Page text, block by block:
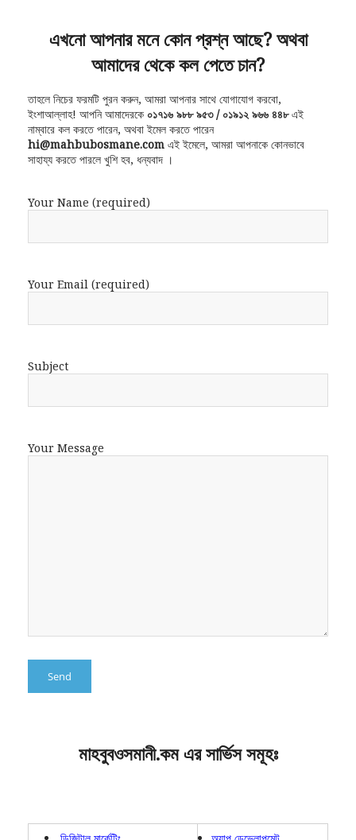
এখনো আপনার মনে কোন প্রশ্ন আছে? অথবা
আমাদের থেকে কল পেতে চান?
তাহলে নিচের ফরমটি পুরন করুন, আমরা আপনার সাথে যোগাযোগ করবো,
ইংশাআল্লাহ! আপনি আমাদেরকে ০১৭১৬ ৯৮৮ ৯৫৩ / ০১৯১২ ৯৬৬ ৪৪৮এই
নাম্বারে কল করতে পারেন, অথবা ইমেল করতে পারেন
hi@mahbubosmane.com এই ইমেলে, আমরা আপনাকে কোনভাবে
সাহায্য করতে পারলে খুশি হব, ধন্যবাদ ।
Your Name (required)
Your Email (required)
Subject
Your Message
মাহবুবওসমানী.কম এর সার্ভিস সমূহঃ